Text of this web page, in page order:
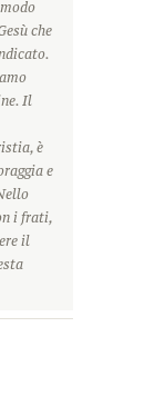
che
Il
è
e
i frati,
il